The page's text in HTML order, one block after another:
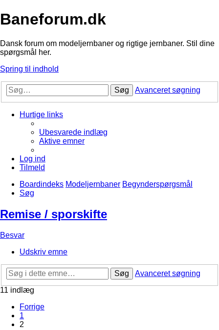
Baneforum.dk
Dansk forum om modeljernbaner og rigtige jernbaner. Stil dine
spørgsmål her.
Spring til indhold
Søg Avanceret søgning
Hurtige links
Ubesvarede indlæg
Aktive emner
Log ind
Tilmeld
Boardindeks Modeljernbaner Begynderspørgsmål
Søg
Remise / sporskifte
Besvar
Udskriv emne
Søg
Avanceret søgning
11 indlæg
Forrige
1
2